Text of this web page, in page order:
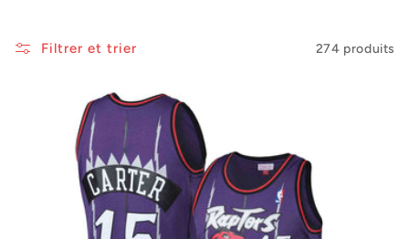
c
Filtrer et trier 274 produits